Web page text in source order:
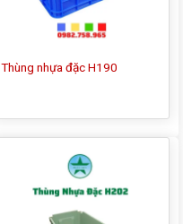
Thùng nhựa đặc H190